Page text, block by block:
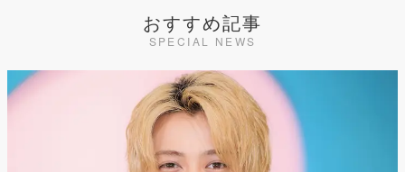
おすすめ記事
SPECIAL NEWS